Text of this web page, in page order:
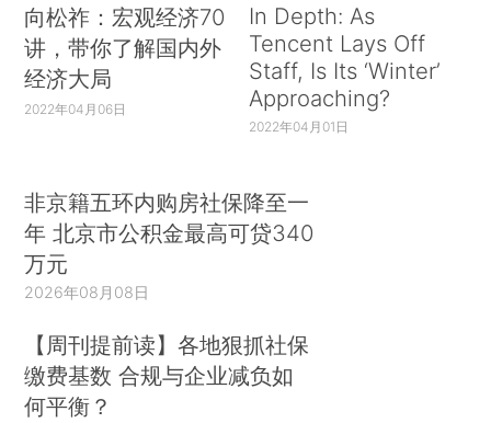
向松祚：宏观经济70
讲，带你了解国内外
经济大局
2022年04月06日
In Depth: As
Tencent Lays Off
Staff, Is Its ‘Winter’
Approaching?
2022年04月01日
非京籍五环内购房社保降至一
年 北京市公积金最高可贷340
万元
2026年08月08日
【周刊提前读】各地狠抓社保
缴费基数 合规与企业减负如
何平衡？